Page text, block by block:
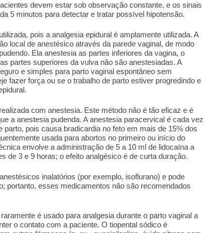
devem estar sob observação constante, e os sinais
5 minutos para detectar e tratar possível hipotensão.
pois a analgesia epidural é amplamente utilizada. A
local de anestésico através da parede vaginal, de modo
Ela anestesia as partes inferiores da vagina, o
partes superiores da vulva não são anestesiadas. A
e simples para parto vaginal espontâneo sem
fazer força ou se o trabalho de parto estiver progredindo e
com anestesia. Este método não é tão eficaz e é
a anestesia pudenda. A anestesia paracervical é cada vez
parto, pois causa bradicardia no feto em mais de 15% dos
usada para abortos no primeiro ou início do
envolve a administração de 5 a 10 ml de lidocaína a
de 3 e 9 horas; o efeito analgésico é de curta duração.
inalatórios (por exemplo, isoflurano) e pode
portanto, esses medicamentos não são recomendados
é usado para analgesia durante o parto vaginal a
o contato com a paciente. O tiopental sódico é